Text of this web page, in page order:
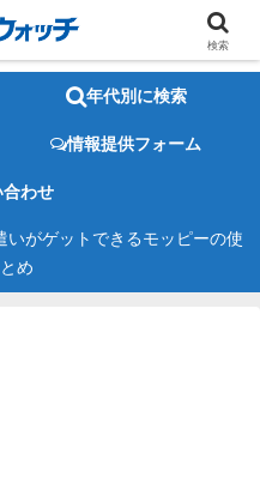
年代別に検索
情報提供フォーム
わせ
いがゲットできるモッピーの使
め
検索